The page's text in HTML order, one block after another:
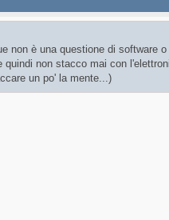
non è una questione di software o
quindi non stacco mai con
un po' la mente...)